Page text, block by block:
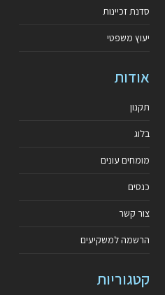
סדנת זכיינות
יעוץ משפטי
אודות
תקנון
בלוג
מומחים עונים
כנסים
צור קשר
הרשמה למשקיעים
קטגוריות